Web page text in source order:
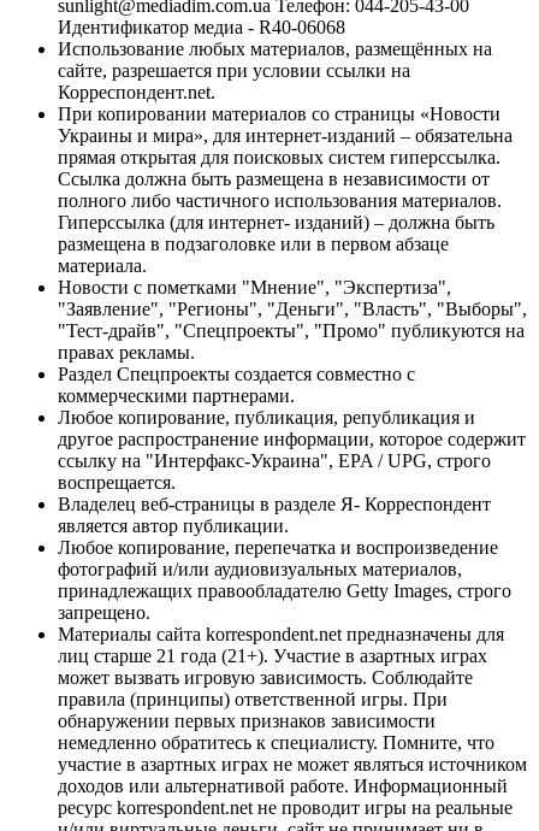
sunlight@mediadim.com.ua Телефон: 044-205-43-00
Идентификатор медиа - R40-06068
Использование любых материалов, размещённых на
сайте, разрешается при условии ссылки на
Корреспондент.net.
При копировании материалов со страницы «Новости
Украины и мира», для интернет-изданий – обязательна
прямая открытая для поисковых систем гиперссылка.
Ссылка должна быть размещена в независимости от
полного либо частичного использования материалов.
Гиперссылка (для интернет- изданий) – должна быть
размещена в подзаголовке или в первом абзаце
материала.
Новости с пометками "Мнение", "Экспертиза",
"Заявление", "Регионы", "Деньги", "Власть", "Выборы",
"Тест-драйв", "Спецпроекты", "Промо" публикуются на
правах рекламы.
Раздел Спецпроекты создается совместно с
коммерческими партнерами.
Любое копирование, публикация, републикация и
другое распространение информации, которое содержит
ссылку на "Интерфакс-Украина", EPA / UPG, строго
воспрещается.
Владелец веб-страницы в разделе Я- Корреспондент
является автор публикации.
Любое копирование, перепечатка и воспроизведение
фотографий и/или аудиовизуальных материалов,
принадлежащих правообладателю Getty Images, строго
запрещено.
Материалы сайта korrespondent.net предназначены для
лиц старше 21 года (21+). Участие в азартных играх
может вызвать игровую зависимость. Соблюдайте
правила (принципы) ответственной игры. При
обнаружении первых признаков зависимости
немедленно обратитесь к специалисту. Помните, что
участие в азартных играх не может являться источником
доходов или альтернативой работе. Информационный
ресурс korrespondent.net не проводит игры на реальные